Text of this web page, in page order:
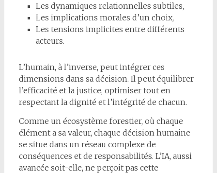
Les dynamiques relationnelles subtiles,
Les implications morales d’un choix,
Les tensions implicites entre différents
acteurs.
L’humain, à l’inverse, peut intégrer ces
dimensions dans sa décision. Il peut équilibrer
l’efficacité et la justice, optimiser tout en
respectant la dignité et l’intégrité de chacun.
Comme un écosystème forestier, où chaque
élément a sa valeur, chaque décision humaine
se situe dans un réseau complexe de
conséquences et de responsabilités. L’IA, aussi
avancée soit-elle, ne perçoit pas cette